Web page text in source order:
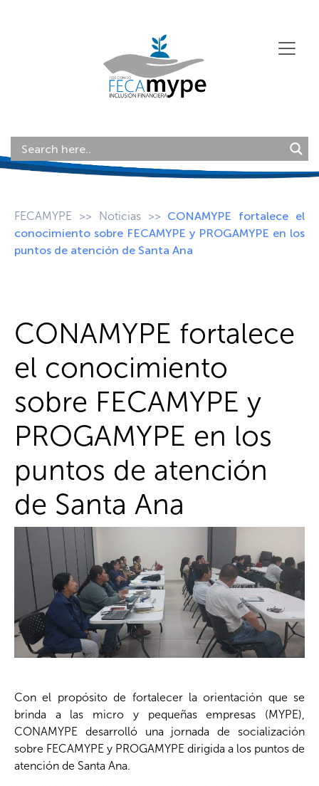
FECAMYPE >> Noticias>> CONAMYPE fortalece el
conocimiento sobre FECAMYPE y PROGAMYPE en los
puntos de atención de Santa Ana
CONAMYPE fortalece
el conocimiento
sobre FECAMYPE y
PROGAMYPE en los
puntos de atención
de Santa Ana
Con el propósito de fortalecer la orientación que se
brinda a las micro y pequeñas empresas (MYPE),
CONAMYPE desarrolló una jornada de socialización
sobre FECAMYPE y PROGAMYPE dirigida a los puntos de
atención de Santa Ana.